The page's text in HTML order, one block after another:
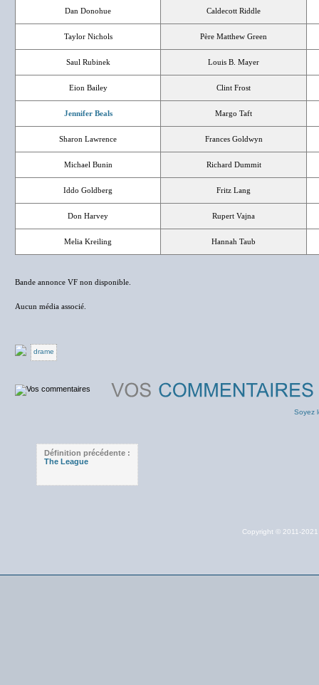
Dan Donohue Caldecott Riddle
Taylor Nichols Père Matthew Green
Saul Rubinek Louis B. Mayer
Eion Bailey Clint Frost
Jennifer Beals Margo Taft
Sharon Lawrence Frances Goldwyn
Michael Bunin Richard Dummit
Iddo Goldberg Fritz Lang
Don Harvey Rupert Vajna
Melia Kreiling Hannah Taub
Bande annonce VF non disponible.
Aucun média associé.
drame
Soyez
Définition précédente :
The League
Copyright © 2011-